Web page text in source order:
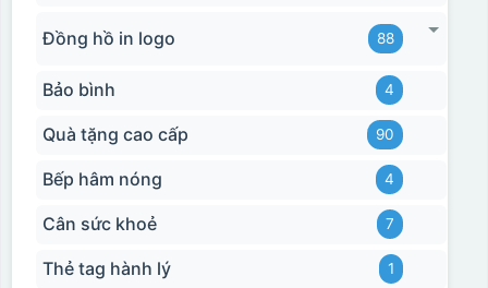
Đồng hồ in logo 88
Bảo bình 4
Quà tặng cao cấp 90
Bếp hâm nóng 4
Cân sức khoẻ 7
Thẻ tag hành lý 1